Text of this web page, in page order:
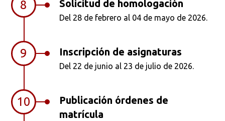
8 Solicitud de homologación
Del 28 de febrero al 04 de mayo de 2026.
9 Inscripción de asignaturas
Del 22 de junio al 23 de julio de 2026.
10
Publicación órdenes de
matrícula